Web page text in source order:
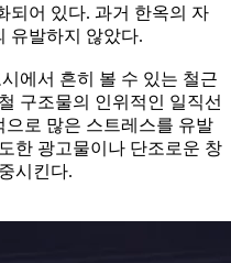
되어 있다. 과거 한옥의 자
유발하지 않았다.
에서 흔히 볼 수 있는 철근
구조물의 인위적인 일직선
로 많은 스트레스를 유발
한 광고물이나 단조로운 창
시킨다.